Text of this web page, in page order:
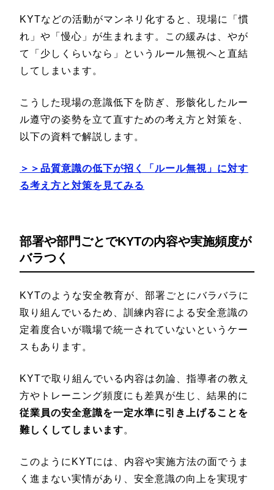
KYTなどの活動がマンネリ化すると、現場に「慣
れ」や「慢心」が生まれます。この緩みは、やが
て「少しくらいなら」というルール無視へと直結
してしまいます。
こうした現場の意識低下を防ぎ、形骸化したルー
ル遵守の姿勢を立て直すための考え方と対策を、
以下の資料で解説します。
＞＞品質意識の低下が招く「ルール無視」に対す
る考え方と対策を見てみる
部署や部門ごとでKYTの内容や実施頻度が
バラつく
KYTのような安全教育が、部署ごとにバラバラに
取り組んでいるため、訓練内容による安全意識の
定着度合いが職場で統一されていないというケー
スもあります。
KYTで取り組んでいる内容は勿論、指導者の教え
方やトレーニング頻度にも差異が生じ、結果的に
従業員の安全意識を一定水準に引き上げることを
難しくしてしまいます。
このようにKYTには、内容や実施方法の面でうま
く進まない実情があり、安全意識の向上を実現す